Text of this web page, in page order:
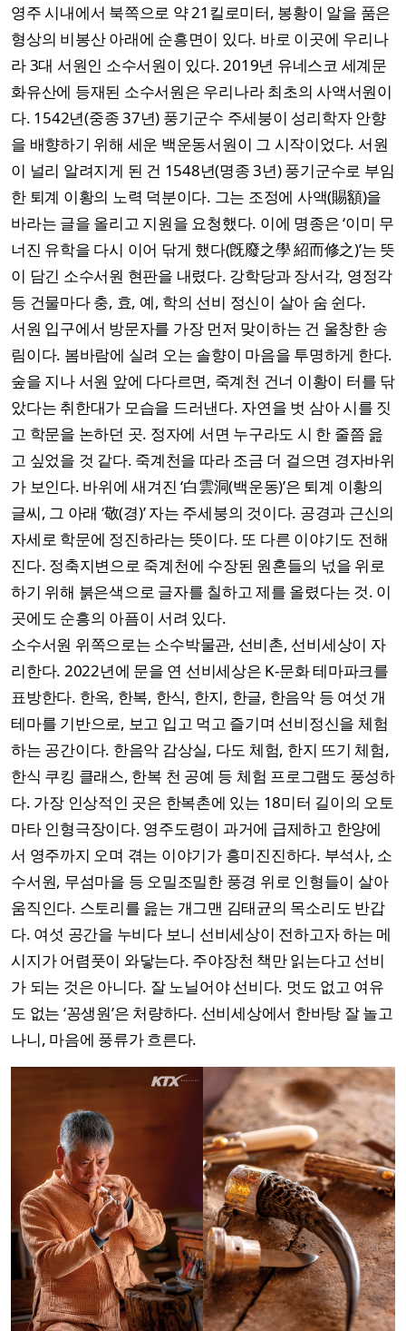
영주 시내에서 북쪽으로 약 21킬로미터, 봉황이 알을 품은
형상의 비봉산 아래에 순흥면이 있다. 바로 이곳에 우리나
라 3대 서원인 소수서원이 있다. 2019년 유네스코 세계문
화유산에 등재된 소수서원은 우리나라 최초의 사액서원이
다. 1542년(중종 37년) 풍기군수 주세붕이 성리학자 안향
을 배향하기 위해 세운 백운동서원이 그 시작이었다. 서원
이 널리 알려지게 된 건 1548년(명종 3년) 풍기군수로 부임
한 퇴계 이황의 노력 덕분이다. 그는 조정에 사액(賜額)을
바라는 글을 올리고 지원을 요청했다. 이에 명종은 ‘이미 무
너진 유학을 다시 이어 닦게 했다(旣廢之學 紹而修之)’는 뜻
이 담긴 소수서원 현판을 내렸다. 강학당과 장서각, 영정각
등 건물마다 충, 효, 예, 학의 선비 정신이 살아 숨 쉰다.
서원 입구에서 방문자를 가장 먼저 맞이하는 건 울창한 송
림이다. 봄바람에 실려 오는 솔향이 마음을 투명하게 한다.
숲을 지나 서원 앞에 다다르면, 죽계천 건너 이황이 터를 닦
았다는 취한대가 모습을 드러낸다. 자연을 벗 삼아 시를 짓
고 학문을 논하던 곳. 정자에 서면 누구라도 시 한 줄쯤 읊
고 싶었을 것 같다. 죽계천을 따라 조금 더 걸으면 경자바위
가 보인다. 바위에 새겨진 ‘白雲洞(백운동)’은 퇴계 이황의
글씨, 그 아래 ‘敬(경)’ 자는 주세붕의 것이다. 공경과 근신의
자세로 학문에 정진하라는 뜻이다. 또 다른 이야기도 전해
진다. 정축지변으로 죽계천에 수장된 원혼들의 넋을 위로
하기 위해 붉은색으로 글자를 칠하고 제를 올렸다는 것. 이
곳에도 순흥의 아픔이 서려 있다.
소수서원 위쪽으로는 소수박물관, 선비촌, 선비세상이 자
리한다. 2022년에 문을 연 선비세상은 K-문화 테마파크를
표방한다. 한옥, 한복, 한식, 한지, 한글, 한음악 등 여섯 개
테마를 기반으로, 보고 입고 먹고 즐기며 선비정신을 체험
하는 공간이다. 한음악 감상실, 다도 체험, 한지 뜨기 체험,
한식 쿠킹 클래스, 한복 천 공예 등 체험 프로그램도 풍성하
다. 가장 인상적인 곳은 한복촌에 있는 18미터 길이의 오토
마타 인형극장이다. 영주도령이 과거에 급제하고 한양에
서 영주까지 오며 겪는 이야기가 흥미진진하다. 부석사, 소
수서원, 무섬마을 등 오밀조밀한 풍경 위로 인형들이 살아
움직인다. 스토리를 읊는 개그맨 김태균의 목소리도 반갑
다. 여섯 공간을 누비다 보니 선비세상이 전하고자 하는 메
시지가 어렴풋이 와닿는다. 주야장천 책만 읽는다고 선비
가 되는 것은 아니다. 잘 노닐어야 선비다. 멋도 없고 여유
도 없는 ‘꽁생원’은 처량하다. 선비세상에서 한바탕 잘 놀고
나니, 마음에 풍류가 흐른다.